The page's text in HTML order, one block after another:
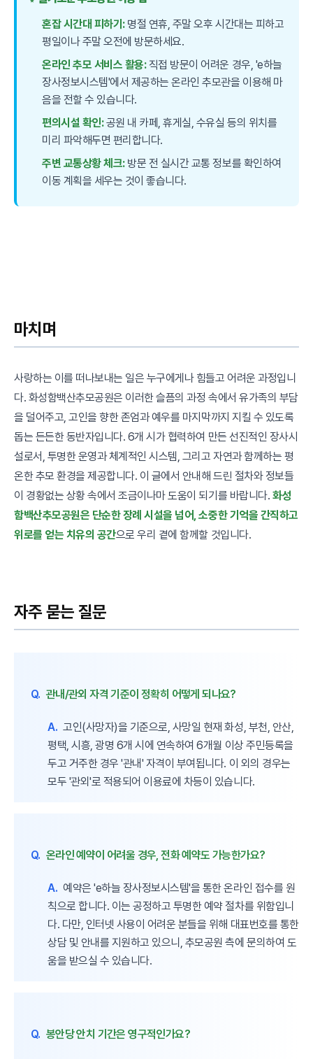
혼잡 시간대 피하기:명절 연휴, 주말 오후 시간대는 피하고
평일이나 주말 오전에 방문하세요.
온라인 추모 서비스 활용:직접 방문이 어려운 경우, 'e하늘
장사정보시스템'에서 제공하는 온라인 추모관을 이용해 마
음을 전할 수 있습니다.
편의시설 확인:공원 내 카페, 휴게실, 수유실 등의 위치를
미리 파악해두면 편리합니다.
주변 교통상황 체크:방문 전 실시간 교통 정보를 확인하여
이동 계획을 세우는 것이 좋습니다.
마치며
사랑하는 이를 떠나보내는 일은 누구에게나 힘들고 어려운 과정입니
다. 화성함백산추모공원은 이러한 슬픔의 과정 속에서 유가족의 부담
을 덜어주고, 고인을 향한 존엄과 예우를 마지막까지 지킬 수 있도록
돕는 든든한 동반자입니다. 6개 시가 협력하여 만든 선진적인 장사시
설로서, 투명한 운영과 체계적인 시스템, 그리고 자연과 함께하는 평
온한 추모 환경을 제공합니다. 이 글에서 안내해 드린 절차와 정보들
이 경황없는 상황 속에서 조금이나마 도움이 되기를 바랍니다. 화성
함백산추모공원은 단순한 장례 시설을 넘어, 소중한 기억을 간직하고
위로를 얻는 치유의 공간으로 우리 곁에 함께할 것입니다.
자주 묻는 질문
Q. 관내/관외 자격 기준이 정확히 어떻게 되나요?
A. 고인(사망자)을 기준으로, 사망일 현재 화성, 부천, 안산,
평택, 시흥, 광명 6개 시에 연속하여 6개월 이상 주민등록을
두고 거주한 경우 '관내' 자격이 부여됩니다. 이 외의 경우는
모두 '관외'로 적용되어 이용료에 차등이 있습니다.
Q. 온라인 예약이 어려울 경우, 전화 예약도 가능한가요?
A. 예약은 'e하늘 장사정보시스템'을 통한 온라인 접수를 원
칙으로 합니다. 이는 공정하고 투명한 예약 절차를 위함입니
다. 다만, 인터넷 사용이 어려운 분들을 위해 대표번호를 통한
상담 및 안내를 지원하고 있으니, 추모공원 측에 문의하여 도
움을 받으실 수 있습니다.
Q. 봉안당 안치 기간은 영구적인가요?